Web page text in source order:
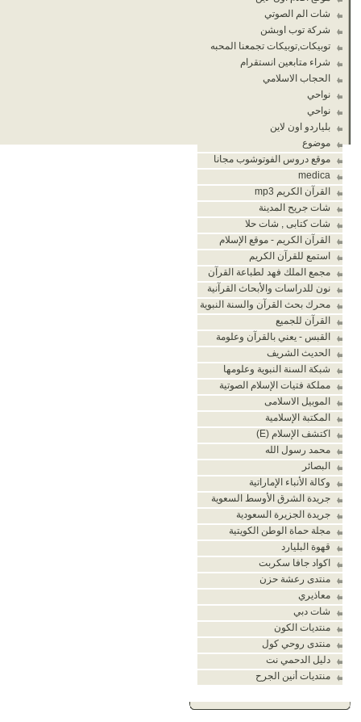
شات الم الصوتي
شركة توب اوبشن
توبيكات,توبيكات تجمعنا المحبه
شراء متابعين انستقرام
الحجاب الاسلامي
نواحي
نواحي
بلياردو اون لاين
موضوع
موقع دروس الفوتوشوب مجانا
medica
القرآن الكريم mp3
شات جريح المدينة
شات كتابى , شات حلا
القرآن الكريم - موقع الإسلام
استمع للقرآن الكريم
مجمع الملك فهد لطباعة القرآن
نون للدراسات والأبحاث القرآنية
محرك بحث القرآن والسنة النبوية
القرآن للجميع
القبس - يعني بالقرآن وعلومة
الحديث الشريف
شبكة السنة النبوية وعلومها
مملكة فتيات الإسلام الصوتية
الموبيل الاسلامى
المكتبة الإسلامية
اكتشف الإسلام (E)
محمد رسول الله
البصائر
وكالة الأنباء الإماراتية
جريدة الشرق الأوسط السعوية
جريدة الجزيرة السعودية
مجلة حماة الوطن الكويتية
قهوة البليارد
اكواد جافا سكربت
منتدى رعشة حزن
معاذيري
شات دبي
منتديات الكون
منتدى روحي كول
دليل الدحمي نت
منتديات أنين الجرح